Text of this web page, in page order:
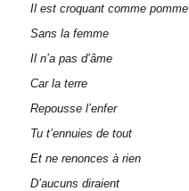
Il est croquant comme pomme
Sans la femme
Il n’a pas d’âme
Car la terre
Repousse l’enfer
Tu t’ennuies de tout
Et ne renonces à rien
D’aucuns diraient